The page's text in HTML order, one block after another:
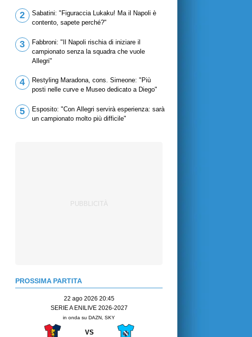
2
Sabatini: "Figuraccia Lukaku! Ma il Napoli è
contento, sapete perché?"
3
Fabbroni: "Il Napoli rischia di iniziare il
campionato senza la squadra che vuole
Allegri"
4
Restyling Maradona, cons. Simeone: "Più
posti nelle curve e Museo dedicato a Diego"
5
Esposito: "Con Allegri servirà esperienza: sarà
un campionato molto più difficile"
PROSSIMA PARTITA
22 ago 2026 20:45
SERIE A ENILIVE 2026-2027
in onda su DAZN, SKY
VS